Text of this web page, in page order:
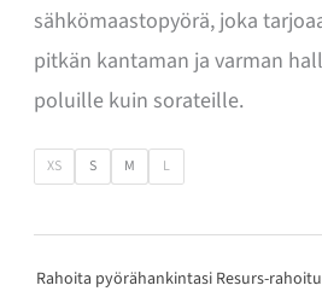
3799,00 €.
sähkömaastopyörä, joka
pitkän kantaman ja varman
poluille kuin sorateille.
XS S M L
Rahoita pyörähankintasi Resurs-